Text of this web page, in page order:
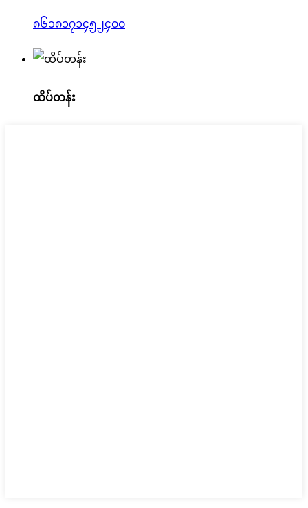
၈၆၁၈၁၇၁၄၅၂၄၀၀
ထိပ်တန်း